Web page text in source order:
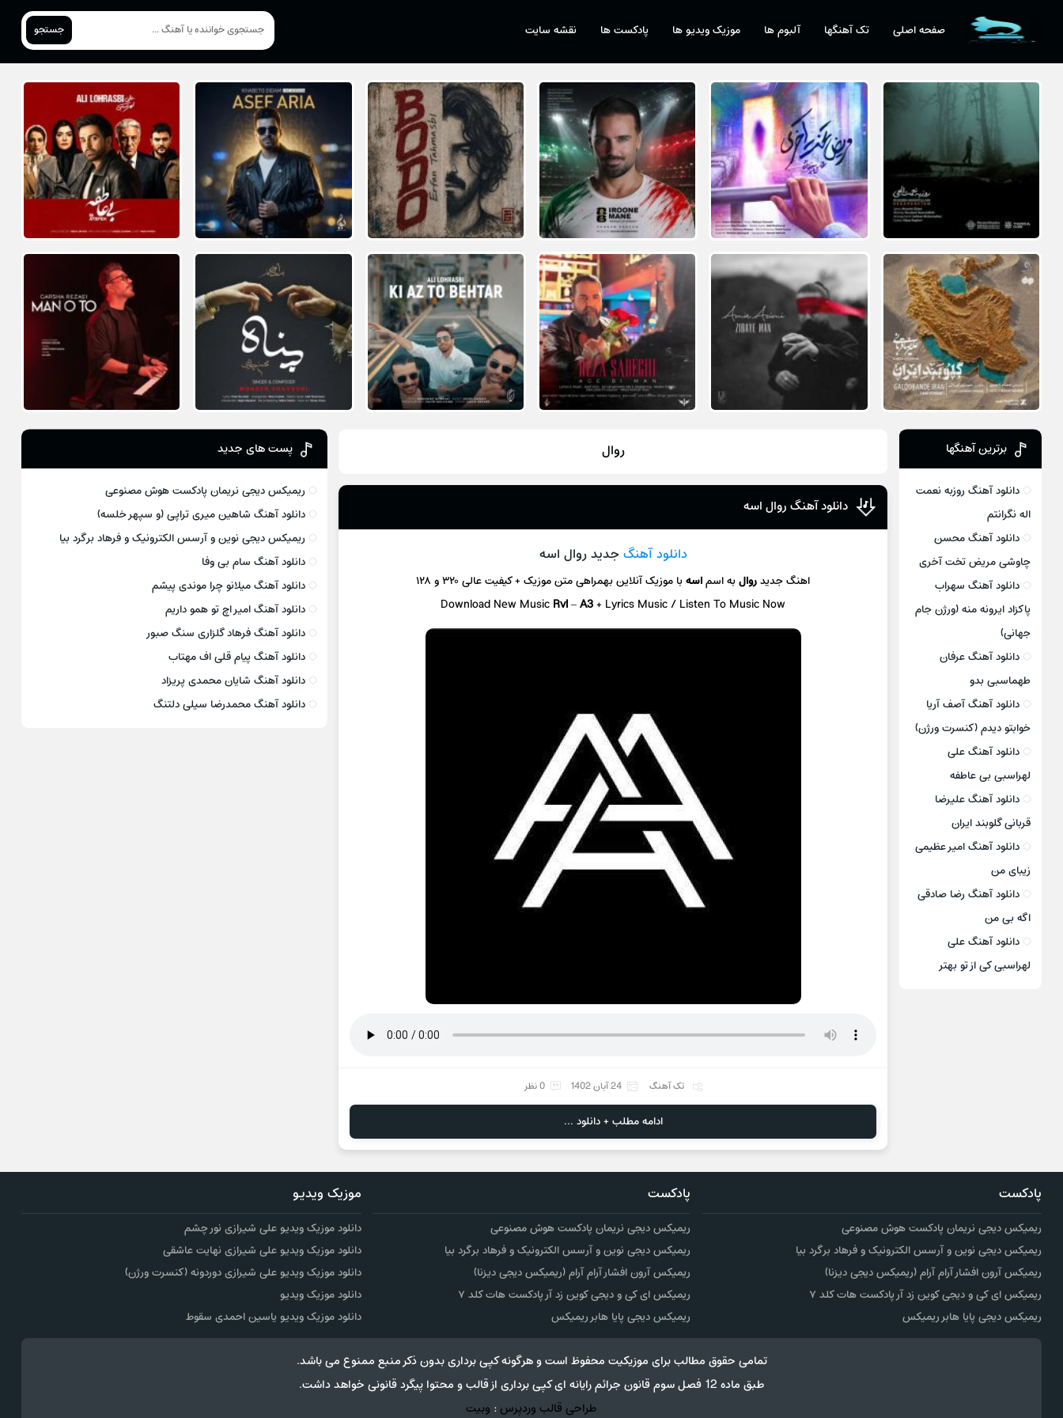
صفحه اصلی تک آهنگها آلبوم ها موزیک ویدیو ها پادکست ها نقشه سایت جستجو
روال
دانلود آهنگ روال اسه
دانلود آهنگ جدید روال اسه
اهنگ جدیدروالبه اسماسهبا موزیک آنلاینبهمراهی متن موزیک + کیفیت عالی ۳۲۰ و ۱۲۸
Download New Music Rvl–A3+ Lyrics Music / Listen To Music Now
تک آهنگ 24 آبان 1402 0 نظر
ادامه مطلب + دانلود ...
برترین آهنگها
دانلود آهنگ روزبه نعمت
اله نگرانتم
دانلود آهنگ محسن
چاوشی مریض تخت آخری
دانلود آهنگ سهراب
پاکزاد ایرونه منه (ورژن جام
جهانی)
دانلود آهنگ عرفان
طهماسبی بدو
دانلود آهنگ آصف آریا
خوابتو دیدم (کنسرت ورژن)
دانلود آهنگ علی
لهراسبی بی عاطفه
دانلود آهنگ علیرضا
قربانی گلوبند ایران
دانلود آهنگ امیر عظیمی
زیبای من
دانلود آهنگ رضا صادقی
اگه بی من
دانلود آهنگ علی
لهراسبی کی از تو ‌بهتر
پست های جدید
ریمیکس دیجی نریمان پادکست هوش مصنوعی
دانلود آهنگ شاهین میری تراپی (و سپهر خلسه)
ریمیکس دیجی نوین و آرسس الکترونیک و فرهاد برگرد بیا
دانلود آهنگ سام بی وفا
دانلود آهنگ میلانو چرا موندی پیشم
دانلود آهنگ امیر اچ تو همو داریم
دانلود آهنگ فرهاد گلزاری سنگ صبور
دانلود آهنگ پیام قلی اف مهتاب
دانلود آهنگ شایان محمدی پریزاد
دانلود آهنگ محمدرضا سیلی دلتنگ
پادکست
ریمیکس دیجی نریمان پادکست هوش مصنوعی
ریمیکس دیجی نوین و آرسس الکترونیک و فرهاد برگرد بیا
ریمیکس آرون افشار آرام آرام (ریمیکس دیجی دیزنا)
ریمیکس ای کی و دیجی کوین زد آر پادکست هات کلد ۷
ریمیکس دیجی پایا هابر ریمیکس
پادکست
ریمیکس دیجی نریمان پادکست هوش مصنوعی
ریمیکس دیجی نوین و آرسس الکترونیک و فرهاد برگرد بیا
ریمیکس آرون افشار آرام آرام (ریمیکس دیجی دیزنا)
ریمیکس ای کی و دیجی کوین زد آر پادکست هات کلد ۷
ریمیکس دیجی پایا هابر ریمیکس
موزیک ویدیو
دانلود موزیک ویدیو علی شیرازی نور چشم
دانلود موزیک ویدیو علی شیرازی نهایت عاشقی
دانلود موزیک ویدیو علی شیرازی دوردونه (کنسرت ورژن)
دانلود موزیک ویدیو
دانلود موزیک ویدیو یاسین احمدی سقوط
تمامی حقوق مطالب برای موزیکیت محفوظ است و هرگونه کپی برداری بدون ذکر منبع ممنوع می باشد.
طبق ماده 12 فصل سوم قانون جرائم رایانه ای کپی برداری از قالب و محتوا پیگرد قانونی خواهد داشت.
طراحی قالب وردپرس: وبیت